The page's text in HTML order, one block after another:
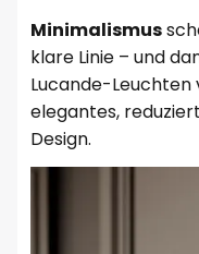
Minimalismus
klare Linie – und
Lucande-
elegantes,
Design.